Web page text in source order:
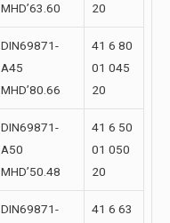
MHD’63.60
20
DIN69871-
A45
MHD’80.66
41 6 80
01 045
20
DIN69871-
A50
MHD’50.48
41 6 50
01 050
20
DIN69871-
41 6 63